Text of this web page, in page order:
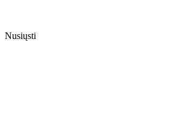
Nusiųsti